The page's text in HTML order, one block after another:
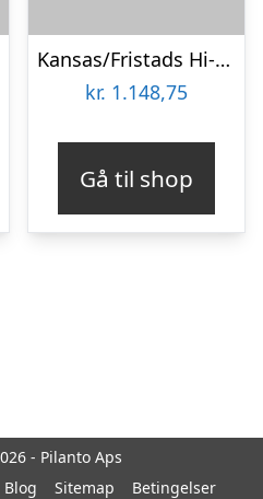
Kansas/Fristads Hi-Vis Green Buks kl. 2 Dame (HI VIS Orange/Marine, 34)
kr. 1.148,75
Gå til shop
- Pilanto Aps
Blog Sitemap Betingelser